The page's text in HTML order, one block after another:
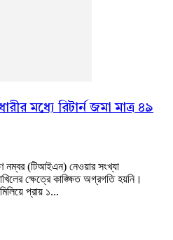
মধ্যে রিটার্ন জমা মাত্র ৪৯
নম্বর (টিআইএন) নেওয়ার সংখ্যা
ক্ষেত্রে কাঙ্ক্ষিত অগ্রগতি হয়নি।
প্রায় ১...